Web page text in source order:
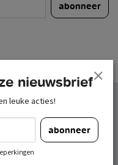
abonneer
nieuwsbrief
leuke acties!
abonneer